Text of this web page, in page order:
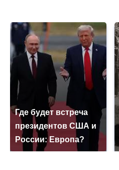
Где будет встреча
президентов США и
России: Европа?